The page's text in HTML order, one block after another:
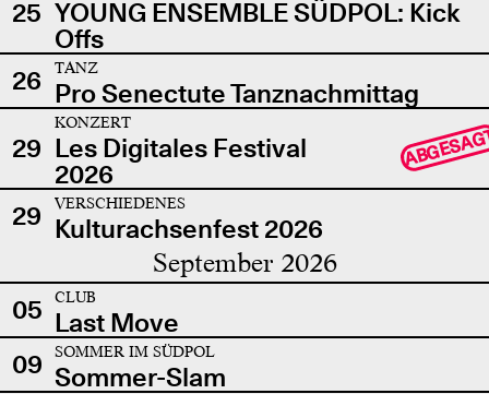
25 YOUNG ENSEMBLE SÜDPOL: Kick
Offs
26
TANZ
Pro Senectute Tanznachmittag
29
KONZERT
Les Digitales Festival
2026
29 VERSCHIEDENES
Kulturachsenfest 2026
September 2026
05 CLUB
Last Move
09
SOMMER IM SÜDPOL
Sommer-Slam